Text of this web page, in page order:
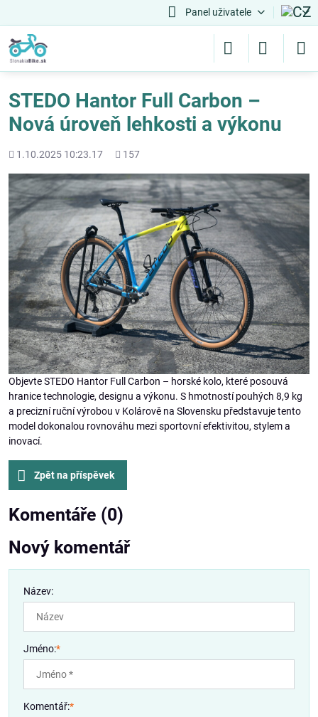
Panel uživatele
STEDO Hantor Full Carbon –
Nová úroveň lehkosti a výkonu
Přidáno
1.10.2025 10:23.17
Počet
157
Objevte STEDO Hantor Full Carbon – horské kolo, které posouvá
hranice technologie, designu a výkonu. S hmotností pouhých 8,9 kg
a precizní ruční výrobou v Kolárově na Slovensku představuje tento
model dokonalou rovnováhu mezi sportovní efektivitou, stylem a
inovací.
Zpět na příspěvek
Komentáře (0)
Nový komentář
Název:
Jméno:*
Komentář:*